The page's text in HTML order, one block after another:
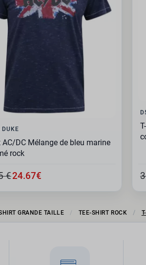
AC/DC Mélange de bleu marine
rock
€24.67€
GRANDE TAILLE TEE-SHIRT ROCK